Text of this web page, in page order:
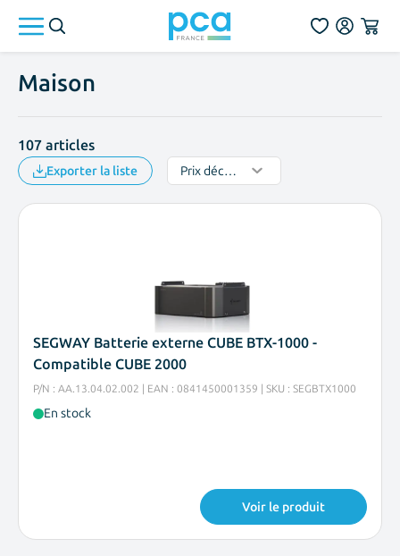
Maison
107 articles
Exporter la liste
SEGWAY Batterie externe CUBE BTX-1000 -
Compatible CUBE 2000
P/N : AA.13.04.02.002 | EAN : 0841450001359 | SKU : SEGBTX1000
En stock
Voir le produit